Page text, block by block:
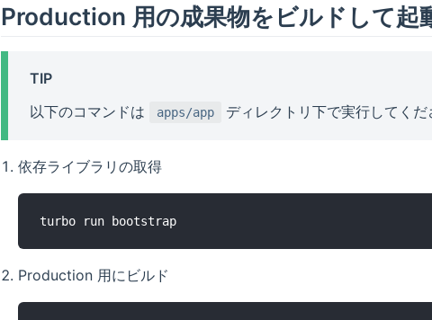
Production 用の成果物をビルドして起
TIP
以下のコマンドは
apps/app ディレクトリ下で実行してくだ
依存ライブラリの取得
Production 用にビルド